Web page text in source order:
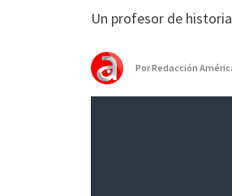
Un profesor de
PorRedacción